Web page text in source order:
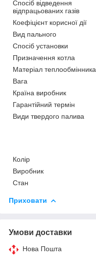
Спосіб відведення
відпрацьованих газів
Коефіцієнт корисної дії
Вид пального
Спосіб установки
Призначення котла
Матеріал теплообмінника
Вага
Країна виробник
Гарантійний термін
Види твердого палива
Колір
Виробник
Стан
Приховати
Умови доставки
Нова Пошта